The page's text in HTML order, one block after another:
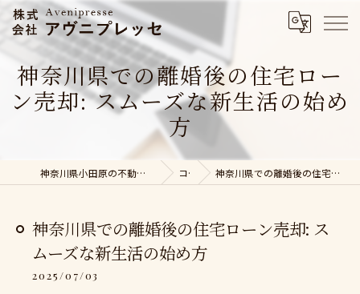
神奈川県での離婚後の住宅ロー
ン売却: スムーズな新生活の始め
方
神奈川県小田原の不動産売却なら株式会社アヴニプレッセ コラム 神奈川県での離婚後の住宅ローン売却: スムーズな新生活の始め方
神奈川県での離婚後の住宅ローン売却: ス
ムーズな新生活の始め方
2025/07/03